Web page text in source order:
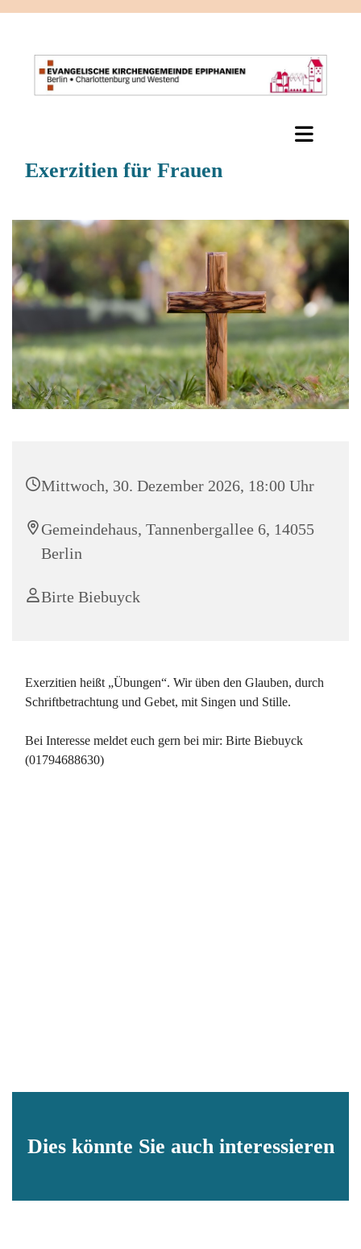
Exerzitien für Frauen
Mittwoch, 30. Dezember 2026, 18:00 Uhr
Gemeindehaus, Tannenbergallee 6, 14055
Berlin
Birte Biebuyck
Exerzitien heißt „Übungen“. Wir üben den Glauben, durch
Schriftbetrachtung und Gebet, mit Singen und Stille.
Bei Interesse meldet euch gern bei mir: Birte Biebuyck
(01794688630)
Dies könnte Sie auch interessieren